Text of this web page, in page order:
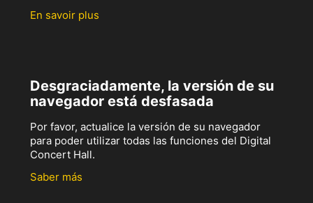
En savoir plus
Desgraciadamente, la versión de su
navegador está desfasada
Por favor, actualice la versión de su navegador
para poder utilizar todas las funciones del Digital
Concert Hall.
Saber más